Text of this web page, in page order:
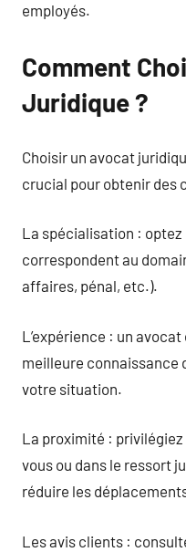
employés.
Comment
Juridique ?
Choisir un avocat
crucial pour obtenir des
La spécialisation : optez
correspondent au
affaires, pénal, etc.).
L’expérience : un
meilleure connaissance
votre situation.
La proximité :
vous ou dans le ressort
réduire les
Les avis clients :